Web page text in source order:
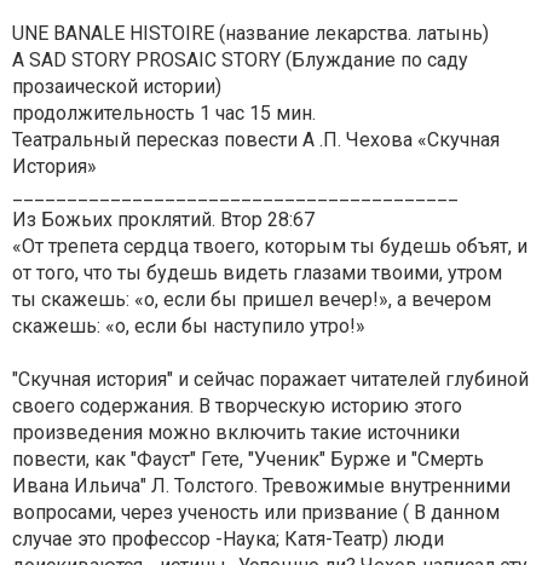
UNE BANALE HISTOIRE (название лекарства. латынь)
A SAD STORY PROSAIC STORY (Блуждание по саду
прозаической истории)
продолжительность 1 час 15 мин.
Театральный пересказ повести А .П. Чехова «Скучная
История»
Из Божьих проклятий. Втор 28:67
«От трепета сердца твоего, которым ты будешь объят, и
от того, что ты будешь видеть глазами твоими, утром
ты скажешь: «о, если бы пришел вечер!», а вечером
скажешь: «о, если бы наступило утро!»
"Скучная история" и сейчас поражает читателей глубиной
своего содержания. В творческую историю этого
произведения можно включить такие источники
повести, как "Фауст" Гете, "Ученик" Бурже и "Смерть
Ивана Ильича" Л. Толстого. Тревожимые внутренними
вопросами, через ученость или призвание ( В данном
случае это профессор -Наука; Катя-Театр) люди